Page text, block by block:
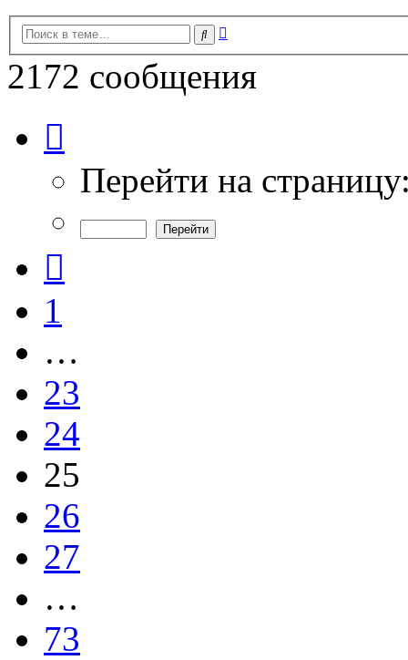
Поиск
2172 сообщения
из
Перейти на
1
…
23
24
25
26
27
…
73